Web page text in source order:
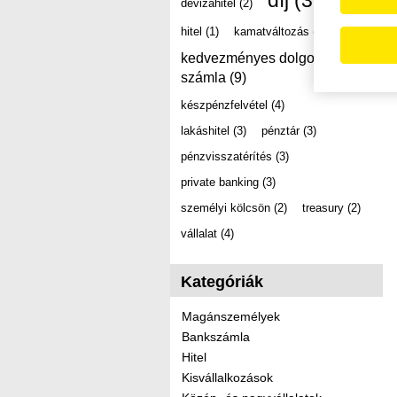
devizahitel (2)
hitel (1) kamatváltozás (2)
kedvezményes dolgozói
számla (9)
készpénzfelvétel (4)
lakáshitel (3) pénztár (3)
pénzvisszatérítés (3)
private banking (3)
személyi kölcsön (2) treasury (2)
vállalat (4)
Kategóriák
Magánszemélyek
Bankszámla
Hitel
Kisvállalkozások